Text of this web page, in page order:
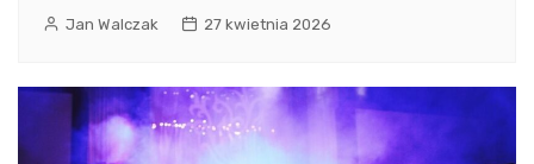
Jan Walczak 27 kwietnia 2026